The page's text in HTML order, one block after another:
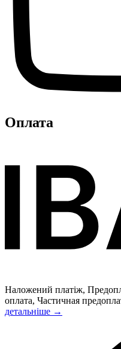
Оплата
Наложений платіж,
оплата, Частичная
детальніше →